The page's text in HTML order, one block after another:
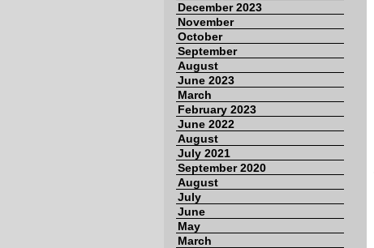
December 2023
November
October
September
August
June 2023
March
February 2023
June 2022
August
July 2021
September 2020
August
July
June
May
March